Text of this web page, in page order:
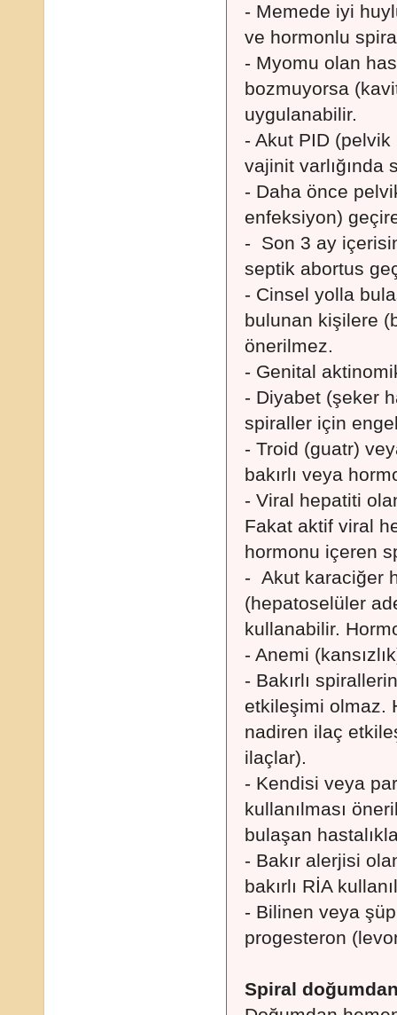
- Memede iyi
ve hormonlu
- Myomu olan
bozmuyorsa
uygulanabilir.
- Akut PID
vajinit varlığında
- Daha önce
enfeksiyon)
- Son 3 ay
septik abortus
- Cinsel yolla
bulunan kişilere
önerilmez.
- Genital
- Diyabet (şeker
spiraller için
- Troid (guatr)
bakırlı veya
- Viral hepatiti
Fakat aktif viral
hormonu içeren
- Akut karaciğer
(hepatoselüler
kullanabilir.
- Anemi
- Bakırlı
etkileşimi olmaz.
nadiren ilaç
ilaçlar).
- Kendisi veya
kullanılması
bulaşan
- Bakır alerjisi
bakırlı RİA
- Bilinen veya
progesteron
Spiral